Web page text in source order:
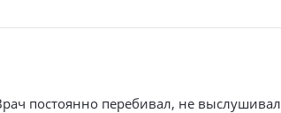
постоянно перебивал, не выслушивал